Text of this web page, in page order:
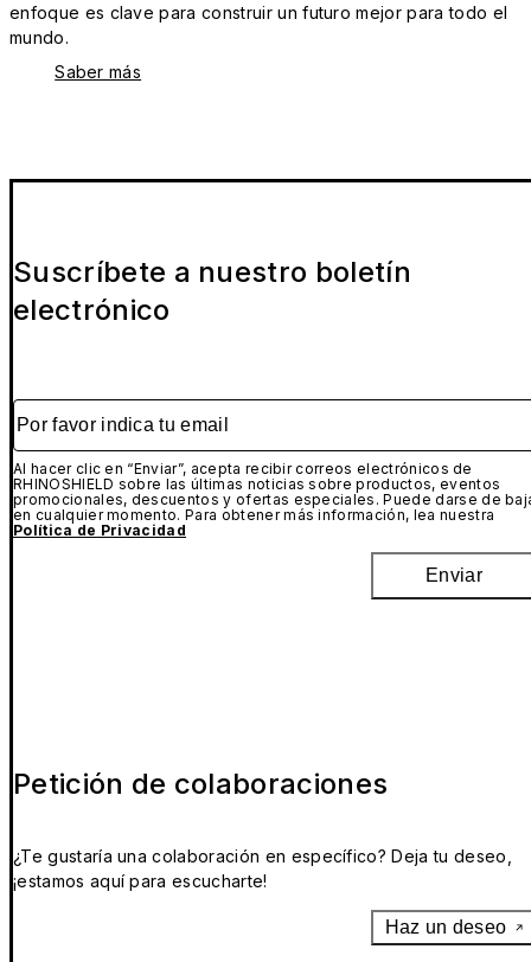
enfoque es clave para construir un futuro mejor para todo el
mundo.
Saber más
Suscríbete a nuestro boletín
electrónico
Por favor indica tu email
Al hacer clic en “Enviar”, acepta recibir correos electrónicos de
RHINOSHIELD sobre las últimas noticias sobre productos, eventos
promocionales, descuentos y ofertas especiales. Puede darse de
en cualquier momento. Para obtener más información, lea nuestra
Política de Privacidad
Enviar
Petición de colaboraciones
¿Te gustaría una colaboración en específico? Deja tu deseo,
¡estamos aquí para escucharte!
Haz un deseo